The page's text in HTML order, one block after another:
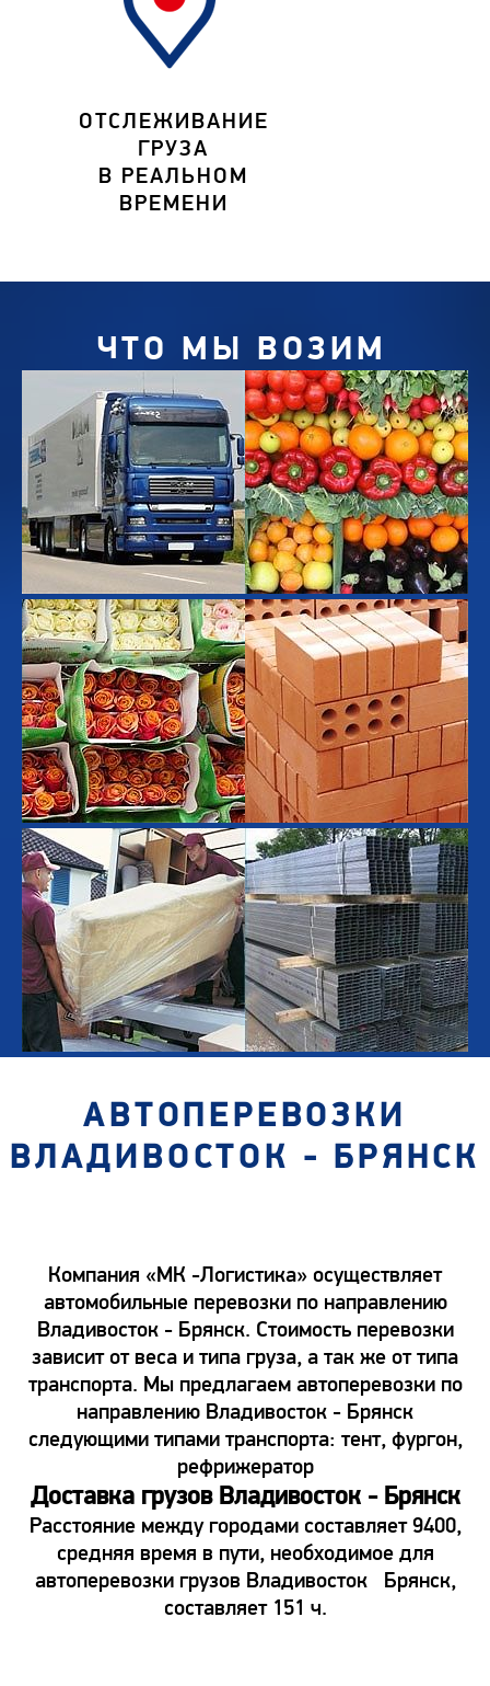
ОТСЛЕЖИВАНИЕ
ГРУЗА
В РЕАЛЬНОМ
ВРЕМЕНИ
ЧТО МЫ ВОЗИМ
АВТОПЕРЕВОЗКИ
ВЛАДИВОСТОК - БРЯНСК
Компания «МК -Логистика» осуществляет
автомобильные перевозки по направлению
Владивосток - Брянск. Стоимость перевозки
зависит от веса и типа груза, а так же от типа
транспорта. Мы предлагаем автоперевозки по
направлению Владивосток - Брянск
следующими типами транспорта: тент, фургон,
рефрижератор
Доставка грузов Владивосток - Брянск
Расстояние между городами составляет 9400,
средняя время в пути, необходимое для
автоперевозки грузов Владивосток Брянск,
составляет 151 ч.